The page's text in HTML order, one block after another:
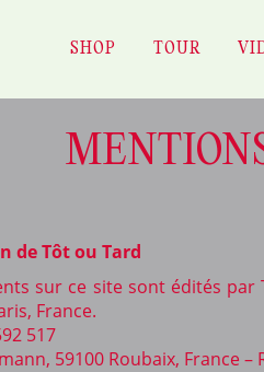
SHOP TOUR
de Tôt ou Tard
sur ce site sont édités
France.
517
59100 Roubaix, France –